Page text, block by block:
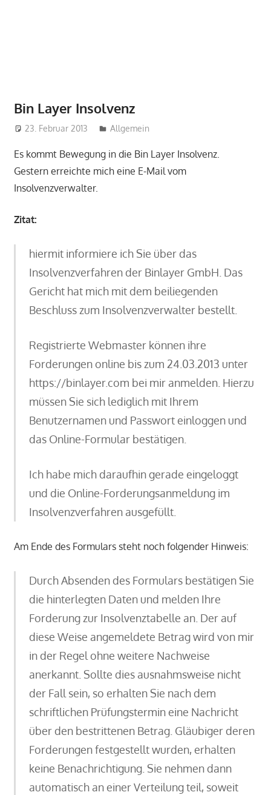
Bin Layer Insolvenz
23. Februar 2013 perfect-seo
Allgemein
Es kommt Bewegung in die Bin Layer Insolvenz.
Gestern erreichte mich eine E-Mail vom
Insolvenzverwalter.
Zitat:
hiermit informiere ich Sie über das
Insolvenzverfahren der Binlayer GmbH. Das
Gericht hat mich mit dem beiliegenden
Beschluss zum Insolvenzverwalter bestellt.
Registrierte Webmaster können ihre
Forderungen online bis zum 24.03.2013 unter
https://binlayer.com bei mir anmelden. Hierzu
müssen Sie sich lediglich mit Ihrem
Benutzernamen und Passwort einloggen und
das Online-Formular bestätigen.
Ich habe mich daraufhin gerade eingeloggt
und die Online-Forderungsanmeldung im
Insolvenzverfahren ausgefüllt.
Am Ende des Formulars steht noch folgender Hinweis:
Durch Absenden des Formulars bestätigen Sie
die hinterlegten Daten und melden Ihre
Forderung zur Insolvenztabelle an. Der auf
diese Weise angemeldete Betrag wird von mir
in der Regel ohne weitere Nachweise
anerkannt. Sollte dies ausnahmsweise nicht
der Fall sein, so erhalten Sie nach dem
schriftlichen Prüfungstermin eine Nachricht
über den bestrittenen Betrag. Gläubiger deren
Forderungen festgestellt wurden, erhalten
keine Benachrichtigung. Sie nehmen dann
automatisch an einer Verteilung teil, soweit